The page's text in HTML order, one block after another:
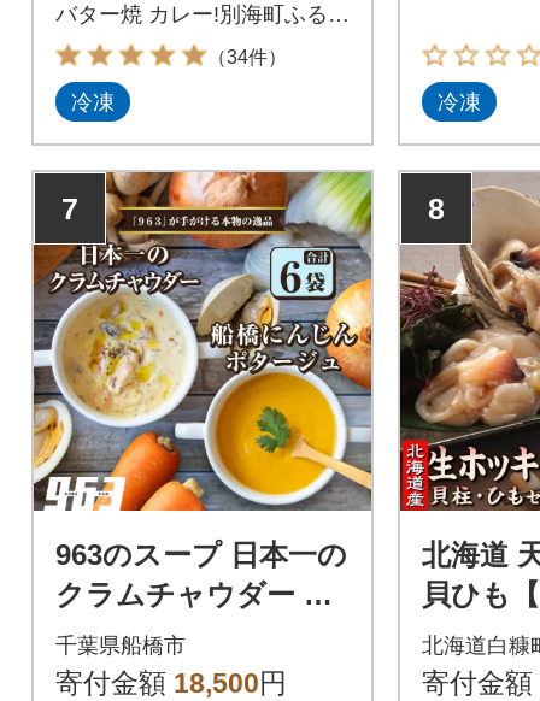
バター焼 カレー!別海町ふるさ
と納税
（34件）
冷凍 冷凍
7
963のスープ 日本一の
クラムチャウダー 船
橋にんじんポタージ
ュ 2種 3袋 スープセッ
千葉県船橋市
寄付金額 18,500円
8
北海道
貝ひも
g×1パッ
北海道白糠
寄付金額